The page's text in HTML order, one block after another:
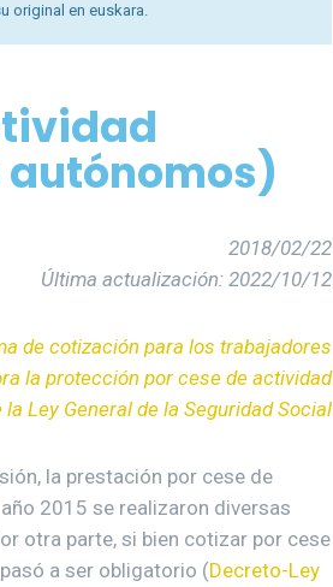
original en euskara.
autónomos)
2018/02/22
Última actualización: 2022/10/12
de cotización para los trabajadores
la protección por cese de actividad
la Ley General de la Seguridad Social
la prestación por cese de
año 2015 se realizaron diversas
otra parte, si bien cotizar por cese
a ser obligatorio (Decreto-Ley